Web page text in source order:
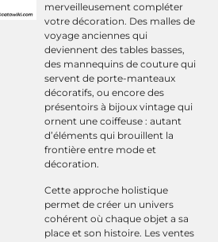
merveilleusement compléter
votre décoration. Des malles de
voyage anciennes qui
deviennent des tables basses,
des mannequins de couture qui
servent de porte-manteaux
décoratifs, ou encore des
présentoirs à bijoux vintage qui
ornent une coiffeuse : autant
d’éléments qui brouillent la
frontière entre mode et
décoration.
Cette approche holistique
permet de créer un univers
cohérent où chaque objet a sa
place et son histoire. Les ventes